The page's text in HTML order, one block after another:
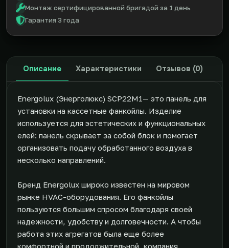
Монтаж сертифицированной бригадой за 1 день
Гарантия 3 года
Описание Характеристики Отзывов (0)
Energolux (Энерголюкс) SCP22M1— это панель для
установки на кассетные фанкойлы. Изделие
используется для эстетических и функциональных
елей: панель скрывает за собой блок и помогает
организовать подачу обработанного воздуха в
несколько направлений.
Бренд Energolux широко известен на мировом
рынке HVAC-оборудования. Его фанкойлы
пользуются большим спросом благодаря своей
надежности, удобству и долговечности. А чтобы
работа этих агрегатов была еще более
комфортной и продолжительной, компания